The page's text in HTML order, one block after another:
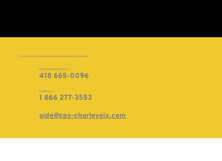
Contacter le Centre de prévention du suicide de Charlevoix
Besoin urgent de parler ?
418 665-0096
suicide.ca
1 866 277-3553
aide@cps-charlevoix.com